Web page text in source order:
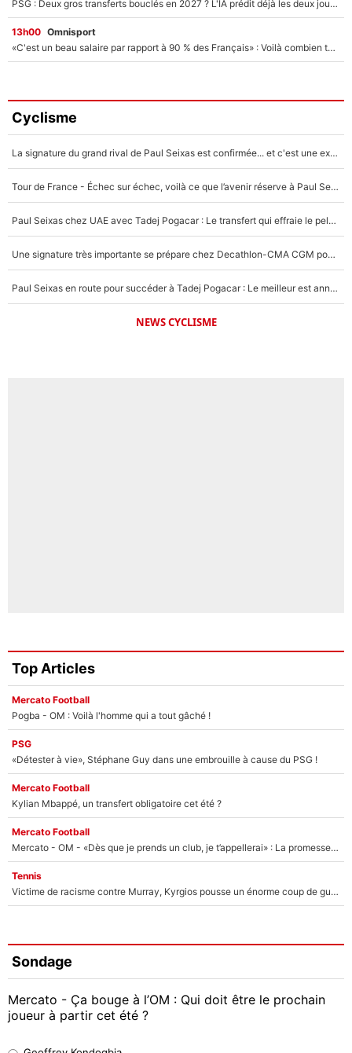
PSG : Deux gros transferts bouclés en 2027 ? L'IA prédit déjà les deux joueurs qui pourraient rejoindre Luis Enrique !
13h00 Omnisport
«C'est un beau salaire par rapport à 90 % des Français» : Voilà combien touchait Nelson Monfort sur France Télévisions avant de rejoindre CNews
Cyclisme
La signature du grand rival de Paul Seixas est confirmée... et c'est une excellente nouvelle pour l'équipe Decathlon-CMA CGM !
Tour de France - Échec sur échec, voilà ce que l’avenir réserve à Paul Seixas : «Tant qu’il y aura un Pogacar comme celui-là...»
Paul Seixas chez UAE avec Tadej Pogacar : Le transfert qui effraie le peloton, «c’est la pire des choses qui puisse arriver»
Une signature très importante se prépare chez Decathlon-CMA CGM pour aider Paul Seixas à gagner le Tour de France 2027
Paul Seixas en route pour succéder à Tadej Pogacar : Le meilleur est annoncé pour l’avenir de la pépite française
NEWS CYCLISME
Top Articles
Mercato Football
Pogba - OM : Voilà l'homme qui a tout gâché !
PSG
«Détester à vie», Stéphane Guy dans une embrouille à cause du PSG !
Mercato Football
Kylian Mbappé, un transfert obligatoire cet été ?
Mercato Football
Mercato - OM - «Dès que je prends un club, je t’appellerai» : La promesse de Marcelino au moment de claquer la porte
Tennis
Victime de racisme contre Murray, Kyrgios pousse un énorme coup de gueule !
Sondage
Mercato - Ça bouge à l’OM : Qui doit être le prochain
joueur à partir cet été ?